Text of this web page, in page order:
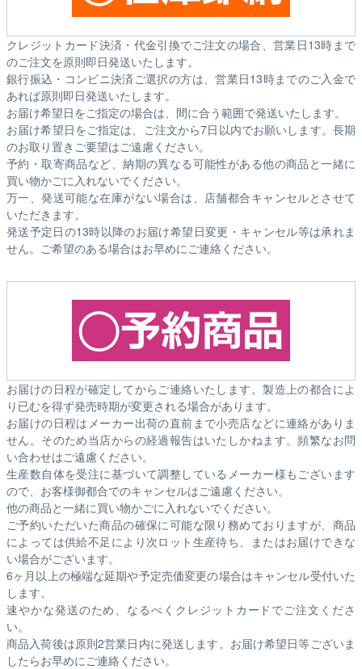
クレジットカード決済・代金引換でご注文の場合、営業日13時まで
のご注文を原則即日発送いたします。
銀行振込・コンビニ決済ご選択の方は、営業日13時までのご入金で
あれば原則即日発送いたします。
お届け希望日をご指定の場合は、間に合う範囲で発送いたします。
お届け希望日をご指定は、ご注文から7日以内でお願いします。長期
のお取り置きご要望はご遠慮ください。
予約・取寄商品など、納期の異なる可能性がある他の商品と一緒に
買い物かごに入れないでください。
万一、発送可能な在庫がない場合は、店舗都合キャンセルとさせて
いただきます。
発送予定日の13時以降のお届け希望日変更・キャンセル等は承れま
せん。ご希望のある場合はお早めにご連絡ください。
お届けの日程が確定してからご連絡いたします。製造上の都合によ
り已むを得ず発売時期が変更される場合があります。
お届けの日程はメーカー出荷の直前まで小売店などに連絡がありま
せん。そのため当店からの経過報告はいたしかねます。頻繁なお問
い合わせはご遠慮ください。
生産数自体を受注に基づいて調整しているメーカー様もございます
ので、お客様御都合でのキャンセルはご遠慮ください。
他の商品と一緒に買い物かごに入れないでください。
ご予約いただいた商品の確保に可能な限り務めておりますが、商品
によっては供給不足により次ロット生産待ち、またはお届けできな
い場合がございます。
6ヶ月以上の極端な延期や予定売価変更の場合はキャンセル受付いた
します。
速やかな発送のため、なるべくクレジットカードでご注文くださ
い。
商品入荷後は原則2営業日内に発送します。お届け希望日等ございま
したらお早めにご連絡ください。